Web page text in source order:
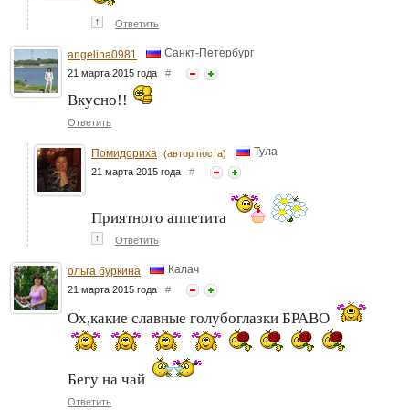
↑ Ответить
angelina0981 Санкт-Петербург
21 марта 2015 года #
Вкусно!!
Ответить
Помидориха (автор поста) Тула
21 марта 2015 года #
Приятного аппетита
↑ Ответить
ольга буркина Калач
21 марта 2015 года #
Ох,какие славные голубоглазки БРАВО
Бегу на чай
Ответить